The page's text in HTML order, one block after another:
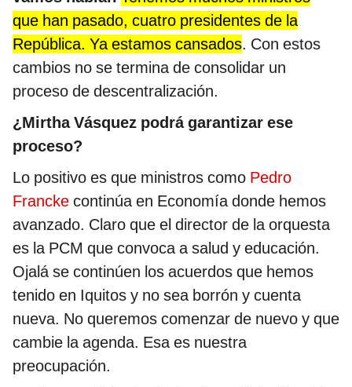
que han pasado, cuatro presidentes de la
República. Ya estamos cansados. Con estos
cambios no se termina de consolidar un
proceso de descentralización.
¿Mirtha Vásquez podrá garantizar ese
proceso?
Lo positivo es que ministros como Pedro
Francke continúa en Economía donde hemos
avanzado. Claro que el director de la orquesta
es la PCM que convoca a salud y educación.
Ojalá se continúen los acuerdos que hemos
tenido en Iquitos y no sea borrón y cuenta
nueva. No queremos comenzar de nuevo y que
cambie la agenda. Esa es nuestra
preocupación.